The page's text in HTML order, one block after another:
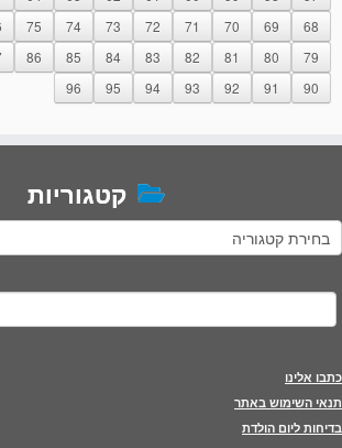
68
69
70
71
72
73
74
75
79
80
81
82
83
84
85
86
90
91
92
93
94
95
96
קטגוריות
קטגוריות
כתבו אלינו
תנאי השימוש באתר
בדיחות ליום הולדת